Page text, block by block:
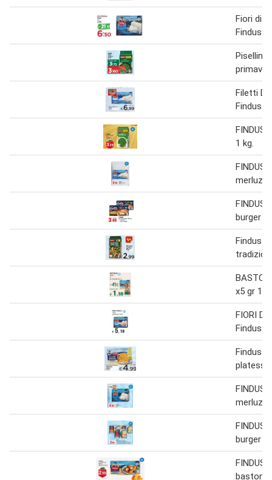
Fiori di
Findus x
Pisellini
Filetti Di
Findus
FINDUS
1 kg.
FINDUS
FINDUS
burger
Findus -
x5 gr 125
FIORI DI
Findus
Findus
FINDUS
FINDUS
burger
FINDUS